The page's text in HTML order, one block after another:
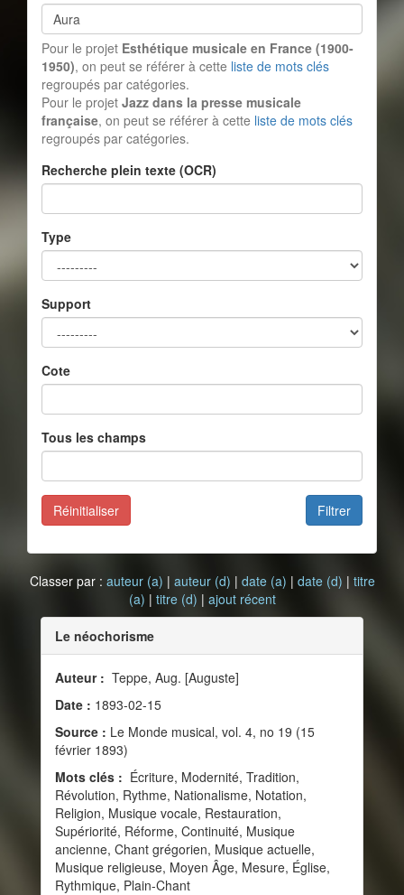
Pour le projet Esthétique musicale en France (1900-
1950), on peut se référer à cette liste de mots clés
regroupés par catégories.
Pour le projet Jazz dans la presse musicale
française, on peut se référer à cette liste de mots clés
regroupés par catégories.
Recherche plein texte (OCR)
Type
Support
Cote
Tous les champs
Filtrer
Réinitialiser
Classer par : auteur (a) | auteur (d) | date (a) | date (d) | titre
(a) | titre (d) | ajout récent
Le néochorisme
Auteur : Teppe, Aug. [Auguste]
Date : 1893-02-15
Source : Le Monde musical, vol. 4, no 19 (15
février 1893)
Mots clés : Écriture, Modernité, Tradition,
Révolution, Rythme, Nationalisme, Notation,
Religion, Musique vocale, Restauration,
Supériorité, Réforme, Continuité, Musique
ancienne, Chant grégorien, Musique actuelle,
Musique religieuse, Moyen Âge, Mesure, Église,
Rythmique, Plain-Chant